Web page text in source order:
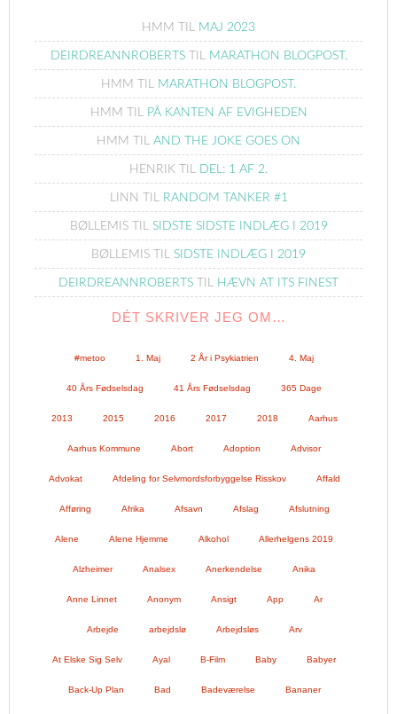
HMM TIL MAJ 2023
DEIRDREANNROBERTSTIL MARATHON BLOGPOST.
HMM TIL MARATHON BLOGPOST.
HMM TIL PÅ KANTEN AF EVIGHEDEN
HMM TIL AND THE JOKE GOES ON
HENRIK TIL DEL: 1 AF 2.
LINN TIL RANDOM TANKER #1
BØLLEMISTIL SIDSTE SIDSTE INDLÆG I 2019
BØLLEMIS TIL SIDSTE INDLÆG I 2019
DEIRDREANNROBERTS TIL HÆVN AT ITS FINEST
DÉT SKRIVER JEG OM…
#metoo 1. Maj 2 År i Psykiatrien 4. Maj
40 Års Fødselsdag 41 Års Fødselsdag 365 Dage
2013 2015 2016 2017 2018 Aarhus
Aarhus Kommune Abort Adoption Advisor
Advokat Afdeling for Selvmordsforbyggelse Risskov Affald
Afføring Afrika Afsavn Afslag Afslutning
Alene Alene Hjemme Alkohol Allerhelgens 2019
Alzheimer Analsex Anerkendelse Anika
Anne Linnet Anonym Ansigt App Ar
Arbejde arbejdslø Arbejdsløs Arv
At Elske Sig Selv Ayal B-Film Baby Babyer
Back-Up Plan Bad Badeværelse Bananer